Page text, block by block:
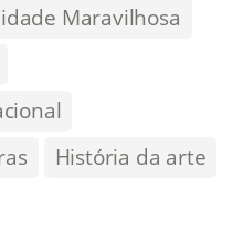
Maravilhosa
História da arte